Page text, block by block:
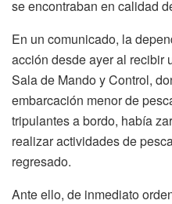
se encontraban en calidad
En un comunicado, la
acción desde ayer al recibir
Sala de Mando y Control,
embarcación menor de
tripulantes a bordo, había
realizar actividades de
regresado.
Ante ello, de inmediato